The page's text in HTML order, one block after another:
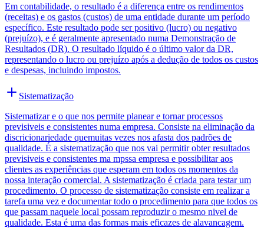
Em contabilidade, o resultado é a diferença entre os rendimentos
(receitas) e os gastos (custos) de uma entidade durante um período
específico. Este resultado pode ser positivo (lucro) ou negativo
(prejuízo), e é geralmente apresentado numa Demonstração de
Resultados (DR). O resultado líquido é o último valor da DR,
representando o lucro ou prejuízo após a dedução de todos os custos
e despesas, incluindo impostos.
Sistematização
Sistematizar e o que nos permite planear e tornar processos
previsiveis e consistentes numa empresa. Consiste na eliminação da
discricionariedade quemuitas vezes nos afasta dos padrões de
qualidade. É a sistematização que nos vai permitir obter resultados
previsiveis e consistentes ma mpssa empresa e possibilitar aos
clientes as experiências que esperam em todos os momentos da
nossa interação comercial. A sistematização é criada para testar um
procedimento. O processo de sistematização consiste em realizar a
tarefa uma vez e documentar todo o procedimento para que todos os
que passam naquele local possam reproduzir o mesmo nivel de
qualidade. Esta é uma das formas mais eficazes de alavancagem.